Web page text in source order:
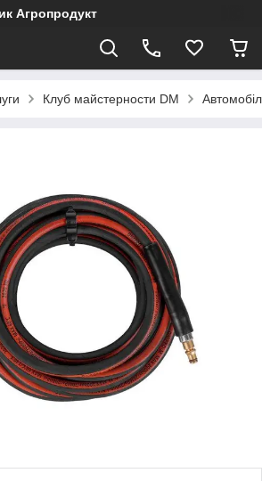
Агропродукт
Клуб майстерности DM